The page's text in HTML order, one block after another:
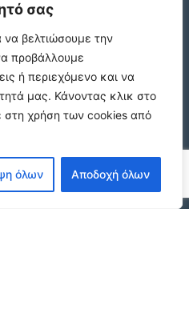
σας
να βελτιώσουμε την
προβάλλουμε
ή περιεχόμενο και να
μας. Κάνοντας κλικ στο
στη χρήση των cookies από
όλων Αποδοχή όλων
& Βουνό
/μήνα
ΧΑΡΙΛΑΟΥ